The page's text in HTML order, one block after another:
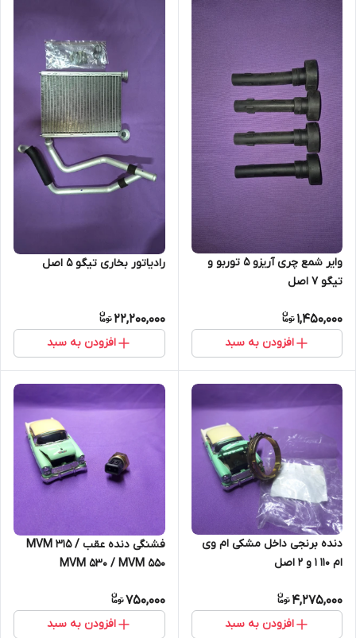
وایر شمع چری آریزو 5 توربو و
تیگو 7 اصل
1,450,000
افزودن به سبد
رادیاتور بخاری تیگو ۵ اصل
22,200,000
افزودن به سبد
دنده برنجی داخل مشکی ام وی
ام ۱۱۰ 1 و 2 اصل
4,275,000
افزودن به سبد
فشنگی دنده عقب MVM 315 /
MVM 530 / MVM 550
750,000
افزودن به سبد